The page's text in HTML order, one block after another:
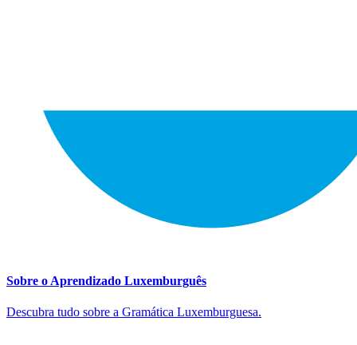
Sobre o Aprendizado Luxemburguês
Descubra tudo sobre a Gramática Luxemburguesa.